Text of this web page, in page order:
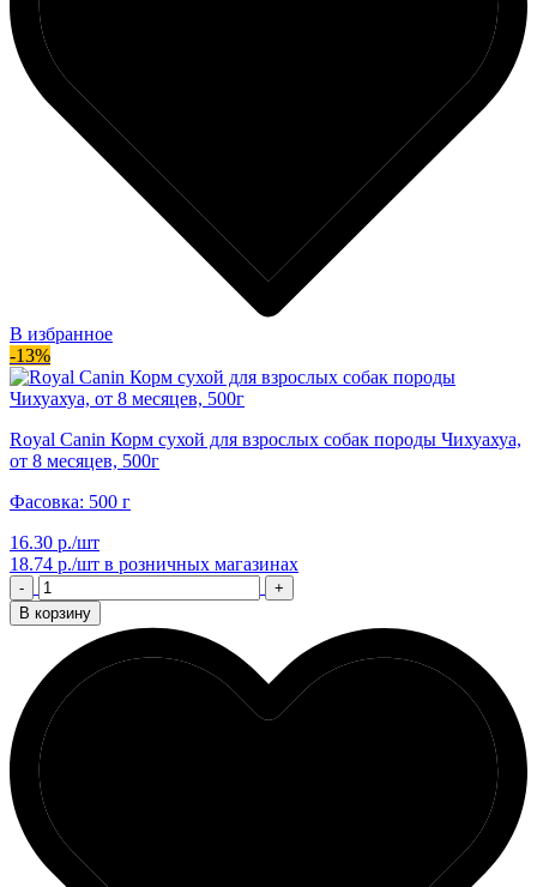
В избранное
-13%
Royal Canin Корм сухой для взрослых собак породы Чихуахуа,
от 8 месяцев, 500г
Фасовка: 500 г
16.30 р./шт
18.74 р./шт в розничных магазинах
-
+
В корзину